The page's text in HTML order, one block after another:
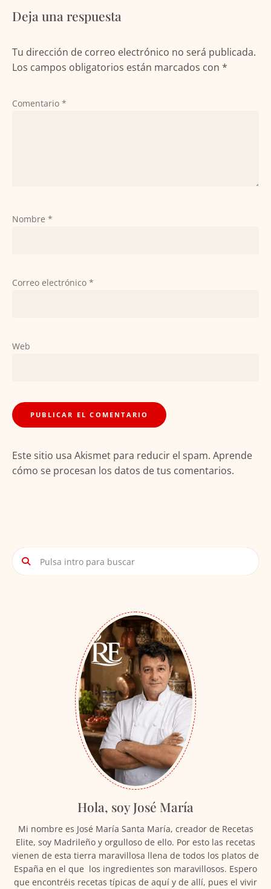
Deja una respuesta
Tu dirección de correo electrónico no será publicada.
Los campos obligatorios están marcados con *
Comentario *
Nombre *
Correo electrónico *
Web
Este sitio usa Akismet para reducir el spam. Aprende
cómo se procesan los datos de tus comentarios.
Hola, soy José María
Mi nombre es José María Santa María, creador de Recetas
Elite, soy Madrileño y orgulloso de ello. Por esto las recetas
vienen de esta tierra maravillosa llena de todos los platos de
España en el que los ingredientes son maravillosos. Espero
que encontréis recetas típicas de aquí y de allí, pues el vivir